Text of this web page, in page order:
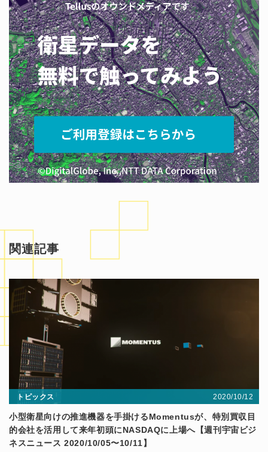
関連記事
トピックス 2020/10/12
小型衛星向けの推進機器を手掛けるMomentusが、特別買収目
的会社を活用して来年初頭にNASDAQに上場へ【週刊宇宙ビジ
ネスニュース 2020/10/05〜10/11】